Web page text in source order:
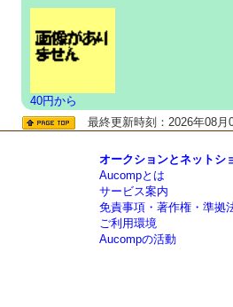
40円から
最終更新時刻：2026年08月
オークションとネットシ
Aucompとは
サービス案内
免責事項・著作権・準拠
ご利用環境
Aucompの活動